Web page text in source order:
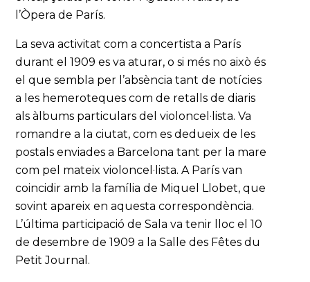
l’Òpera de París.
La seva activitat com a concertista a París
durant el 1909 es va aturar, o si més no això és
el que sembla per l’absència tant de notícies
a les hemeroteques com de retalls de diaris
als àlbums particulars del violoncel·lista. Va
romandre a la ciutat, com es dedueix de les
postals enviades a Barcelona tant per la mare
com pel mateix violoncel·lista. A París van
coincidir amb la família de Miquel Llobet, que
sovint apareix en aquesta correspondència.
L’última participació de Sala va tenir lloc el 10
de desembre de 1909 a la Salle des Fêtes du
Petit Journal.